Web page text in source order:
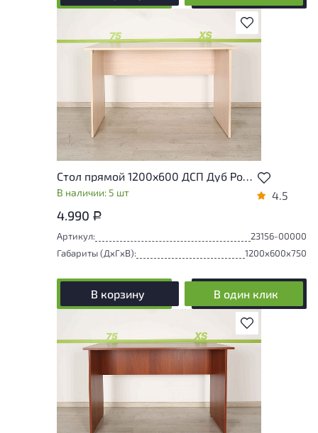
В избранное
Стол прямой 1200x600 ДСП Дуб Россия
В наличии: 5 шт 4.5
4.990 Р
Артикул:
23156-00000
Габариты (ДxГxВ):
1200x600x750
В корзину В один клик
В избранное